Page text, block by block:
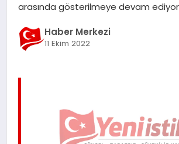
EKONOMI
MAGAZIN
arasında gösterilmeye devam ediyor.
Haber Merkezi
11 Ekim 2022